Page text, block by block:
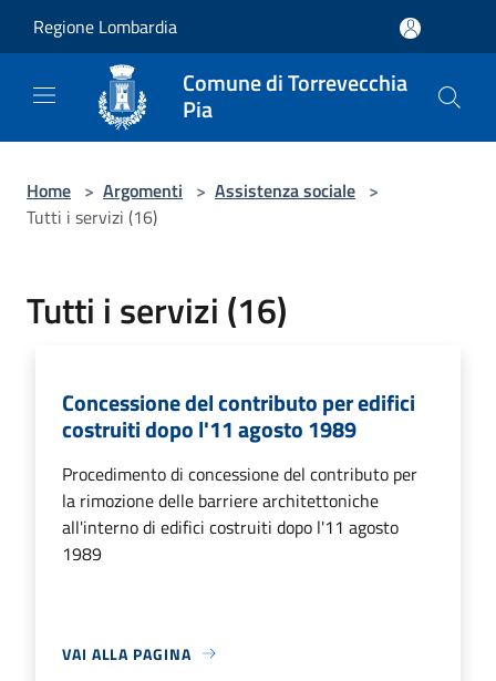
Regione Lombardia
Comune di Torrevecchia
Pia
Home > Argomenti > Assistenza sociale >
Tutti i servizi (16)
Tutti i servizi (16)
Concessione del contributo per edifici
costruiti dopo l'11 agosto 1989
Procedimento di concessione del contributo per
la rimozione delle barriere architettoniche
all'interno di edifici costruiti dopo l'11 agosto
1989
VAI ALLA PAGINA